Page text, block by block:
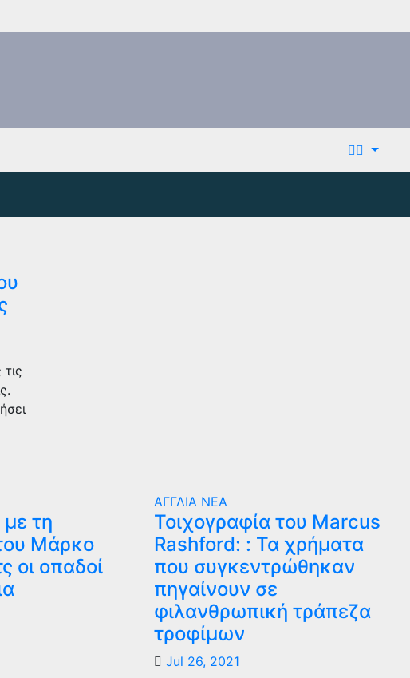
τη
Μάρκο
οι οπαδοί
ΑΓΓΛΙΑ ΝΕΑ
Τοιχογραφία του Marcus
Rashford: : Τα χρήματα
που συγκεντρώθηκαν
πηγαίνουν σε
φιλανθρωπική τράπεζα
τροφίμων
Jul 26, 2021